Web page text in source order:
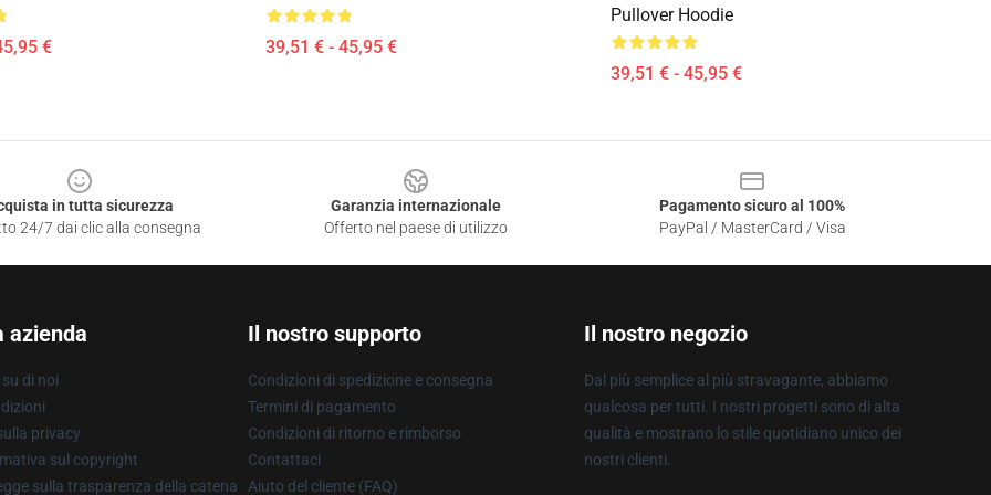
€ 39,51 € - 45,95 €
Pullover Hoodie
39,51 € - 45,95 €
in tutta sicurezza
24/7 dai clic alla consegna
Garanzia internazionale
Offerto nel paese di utilizzo
Pagamento sicuro al 100%
PayPal / MasterCard / Visa
azienda
di noi
privacy
sul copyright
sulla trasparenza della catena
Il nostro supporto
Condizioni di spedizione e consegna
Termini di pagamento
Condizioni di ritorno e rimborso
Contattaci
Aiuto del cliente (FAQ)
Il nostro negozio
Dal più semplice al più stravagante, abbiamo
qualcosa per tutti. I nostri progetti sono di alta
qualità e mostrano lo stile quotidiano unico dei
nostri clienti.